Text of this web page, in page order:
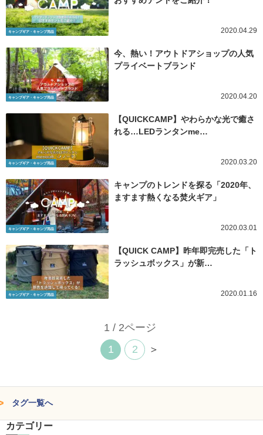
キャンプギア・キャンプ用品 2020.04.29
キャンプギア・キャンプ用品
今、熱い！アウトドアショップの人気
プライベートブランド
2020.04.20
キャンプギア・キャンプ用品
【QUICKCAMP】やわらかな光で癒さ
れる…LEDランタンme…
2020.03.20
キャンプギア・キャンプ用品
キャンプのトレンドを探る「2020年、
ますます熱くなる焚火ギア」
2020.03.01
キャンプギア・キャンプ用品
【QUICK CAMP】昨年即完売した「ト
ラッシュボックス」が新…
2020.01.16
1 / 2ページ
1
2 ＞
タグ一覧へ
カテゴリー